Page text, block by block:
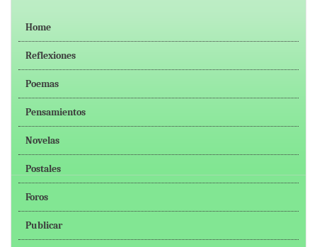
Home
Reflexiones
Poemas
Pensamientos
Novelas
Postales
Foros
Publicar